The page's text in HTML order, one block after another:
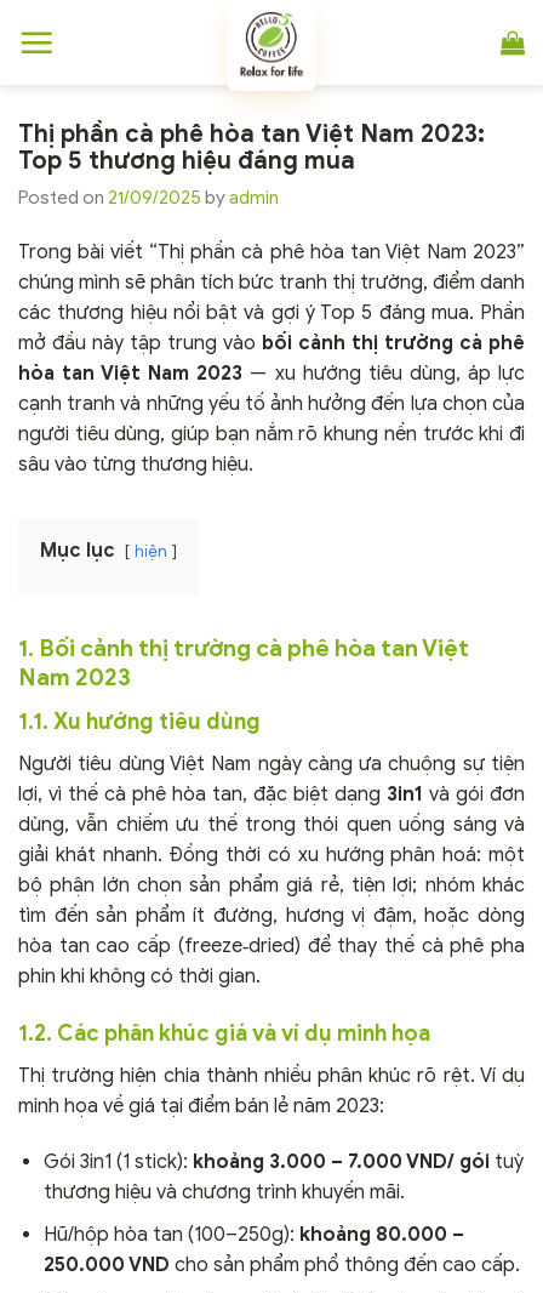
đến
Thị phần cà phê hòa tan Việt Nam 2023:
Top 5 thương hiệu đáng mua
Posted on 21/09/2025 byadmin
Trong bài viết “Thị phần cà phê hòa tan Việt Nam 2023”
chúng mình sẽ phân tích bức tranh thị trường, điểm danh
các thương hiệu nổi bật và gợi ý Top 5 đáng mua. Phần
mở đầu này tập trung vào bối cảnh thị trường cà phê
hòa tan Việt Nam 2023 — xu hướng tiêu dùng, áp lực
cạnh tranh và những yếu tố ảnh hưởng đến lựa chọn của
người tiêu dùng, giúp bạn nắm rõ khung nền trước khi đi
sâu vào từng thương hiệu.
Mục lục hiện
1. Bối cảnh thị trường cà phê hòa tan Việt
Nam 2023
1.1. Xu hướng tiêu dùng
Người tiêu dùng Việt Nam ngày càng ưa chuộng sự tiện
lợi, vì thế cà phê hòa tan, đặc biệt dạng 3in1 và gói đơn
dùng, vẫn chiếm ưu thế trong thói quen uống sáng và
giải khát nhanh. Đồng thời có xu hướng phân hoá: một
bộ phận lớn chọn sản phẩm giá rẻ, tiện lợi; nhóm khác
tìm đến sản phẩm ít đường, hương vị đậm, hoặc dòng
hòa tan cao cấp (freeze‑dried) để thay thế cà phê pha
phin khi không có thời gian.
1.2. Các phân khúc giá và ví dụ minh họa
Thị trường hiện chia thành nhiều phân khúc rõ rệt. Ví dụ
minh họa về giá tại điểm bán lẻ năm 2023:
Gói 3in1 (1 stick): khoảng 3.000 – 7.000 VND/ gói tuỳ
thương hiệu và chương trình khuyến mãi.
Hũ/hộp hòa tan (100–250g): khoảng 80.000 –
250.000 VND cho sản phẩm phổ thông đến cao cấp.